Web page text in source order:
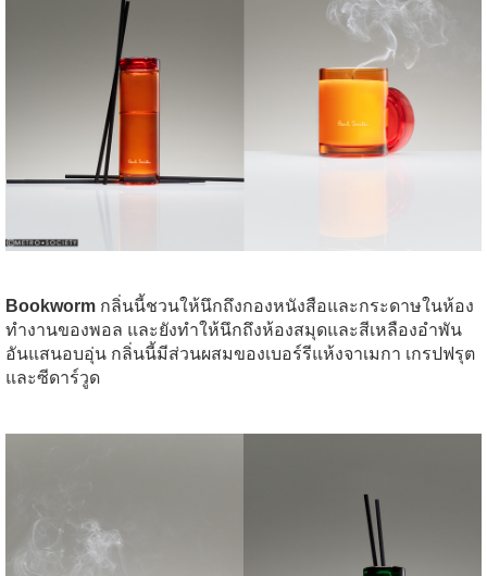
Bookworm กลิ่นนี้ชวนให้นึกถึงกองหนังสือและกระดาษในห้อง
ทำงานของพอล และยังทำให้นึกถึงห้องสมุดและสีเหลืองอำพัน
อันแสนอบอุ่น กลิ่นนี้มีส่วนผสมของเบอร์รีแห้งจาเมกา เกรปฟรุต
และซีดาร์วูด